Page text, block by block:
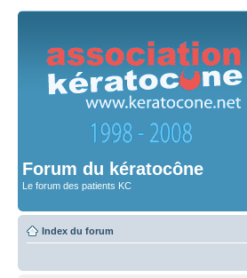
Forum du kératocône
Le forum des patients KC
Index du forum